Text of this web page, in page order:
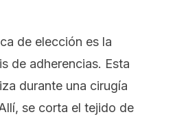
de elección es la
de adherencias. Esta
durante una cirugía
se corta el tejido de